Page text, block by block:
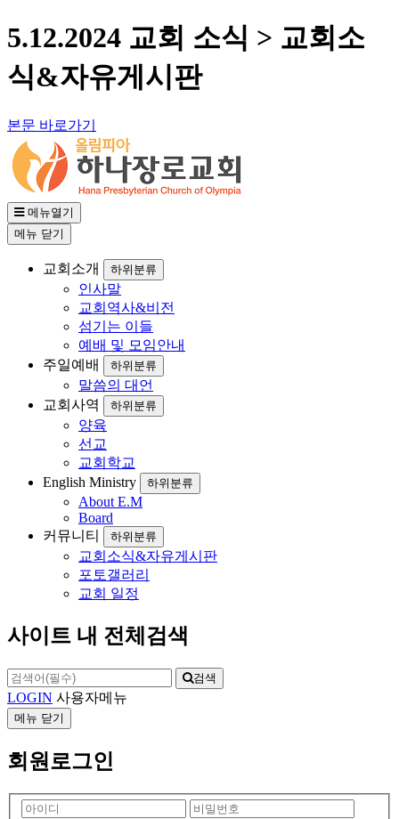
5.12.2024 교회 소식 > 교회소
식&자유게시판
본문 바로가기
메뉴열기
메뉴 닫기
교회소개 하위분류
인사말
교회역사&비전
섬기는 이들
예배 및 모임안내
주일예배
하위분류
말씀의 대언
교회사역
하위분류
양육
선교
교회학교
English Ministry
하위분류
About E.M
Board
커뮤니티
하위분류
교회소식&자유게시판
포토갤러리
교회 일정
사이트 내 전체검색
검색
LOGIN 사용자메뉴
메뉴 닫기
회원로그인